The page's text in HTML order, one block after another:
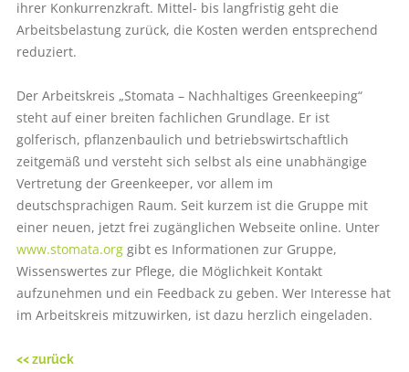
ihrer Konkurrenzkraft. Mittel- bis langfristig geht die
Arbeitsbelastung zurück, die Kosten werden entsprechend
reduziert.
Der Arbeitskreis „Stomata – Nachhaltiges Greenkeeping“
steht auf einer breiten fachlichen Grundlage. Er ist
golferisch, pflanzenbaulich und betriebswirtschaftlich
zeitgemäß und versteht sich selbst als eine unabhängige
Vertretung der Greenkeeper, vor allem im
deutschsprachigen Raum. Seit kurzem ist die Gruppe mit
einer neuen, jetzt frei zugänglichen Webseite online. Unter
www.stomata.orggibt es Informationen zur Gruppe,
Wissenswertes zur Pflege, die Möglichkeit Kontakt
aufzunehmen und ein Feedback zu geben. Wer Interesse hat
im Arbeitskreis mitzuwirken, ist dazu herzlich eingeladen.
<< zurück